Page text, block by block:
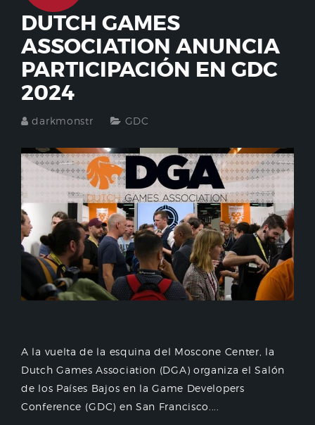
DUTCH GAMES
ASSOCIATION ANUNCIA
PARTICIPACIÓN EN GDC
2024
darkmonstr GDC
A la vuelta de la esquina del Moscone Center, la
Dutch Games Association (DGA) organiza el Salón
de los Países Bajos en la Game Developers
Conference (GDC) en San Francisco....